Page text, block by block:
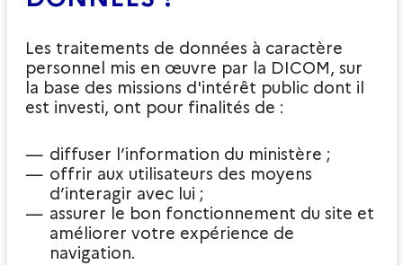
Les traitements de données à caractère
personnel mis en œuvre par la DICOM, sur
la base des missions d'intérêt public dont il
est investi, ont pour finalités de :
diffuser l’information du ministère ;
offrir aux utilisateurs des moyens
d’interagir avec lui ;
assurer le bon fonctionnement du site et
améliorer votre expérience de
navigation.